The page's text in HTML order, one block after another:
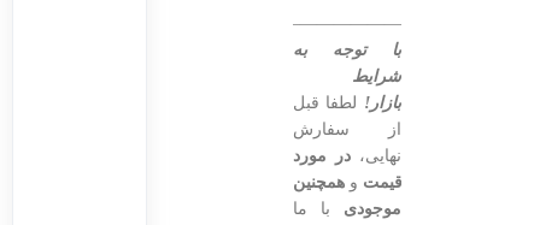
———————————————–
با توجه به
شرایط
بازار! لطفا قبل
از سفارش
نهایی،در مورد
قیمت وهمچنین
موجودی با ما